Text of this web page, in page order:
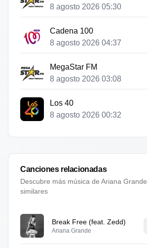
8 agosto 2026 05:30
Cadena 100
8 agosto 2026 04:37
MegaStar FM
8 agosto 2026 03:08
Los 40
8 agosto 2026 00:32
Canciones relacionadas
Descubre más música de Ariana Grande
similares
Break Free (feat. Zedd)
Ariana Grande